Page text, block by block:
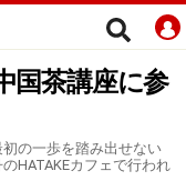
国茶講座に参
の一歩を踏み出せない
HATAKEカフェで行われ